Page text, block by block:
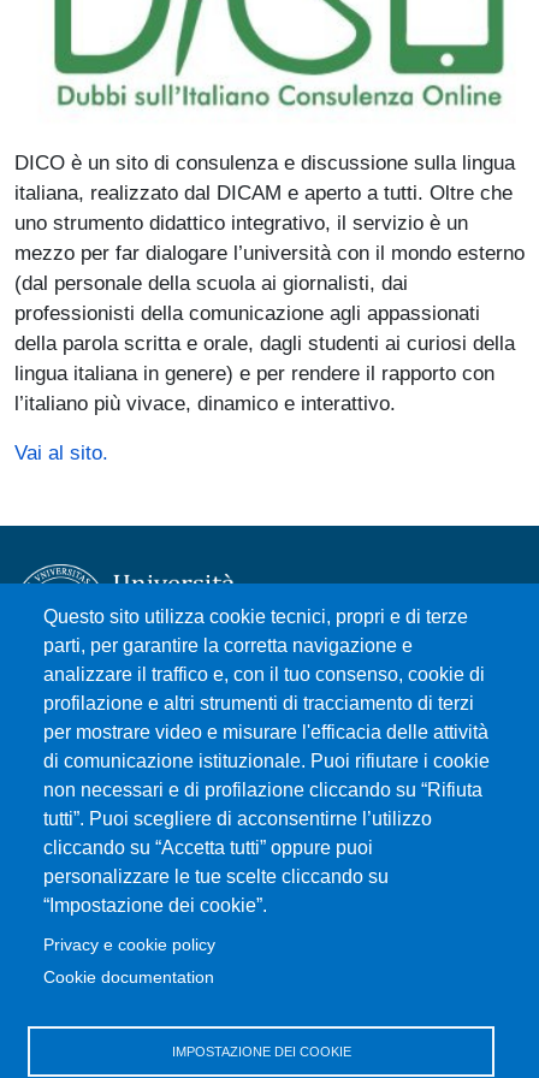
DICO è un sito di consulenza e discussione sulla lingua
italiana, realizzato dal DICAM e aperto a tutti. Oltre che
uno strumento didattico integrativo, il servizio è un
mezzo per far dialogare l’università con il mondo esterno
(dal personale della scuola ai giornalisti, dai
professionisti della comunicazione agli appassionati
della parola scritta e orale, dagli studenti ai curiosi della
lingua italiana in genere) e per rendere il rapporto con
l’italiano più vivace, dinamico e interattivo.
Vai al sito.
Questo sito utilizza cookie tecnici, propri e di terze
parti, per garantire la corretta navigazione e
analizzare il traffico e, con il tuo consenso, cookie di
profilazione e altri strumenti di tracciamento di terzi
per mostrare video e misurare l'efficacia delle attività
di comunicazione istituzionale. Puoi rifiutare i cookie
non necessari e di profilazione cliccando su “Rifiuta
tutti”. Puoi scegliere di acconsentirne l’utilizzo
cliccando su “Accetta tutti” oppure puoi
personalizzare le tue scelte cliccando su
“Impostazione dei cookie”.
Privacy e cookie policy
Cookie documentation
IMPOSTAZIONE DEI COOKIE
Università degli Studi di Messina
Piazza Pugliatti, 1 - 98122 Messina
Cod. Fiscale 80004070837
P.IVA 00724160833
Centralino: 090 676 1
MENÙ SOCIAL
MENÙ FOOTER 1
Accessibilità
Privacy e cookie policy